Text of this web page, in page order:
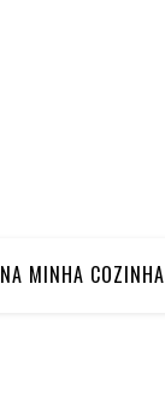
NA MINHA COZINHA